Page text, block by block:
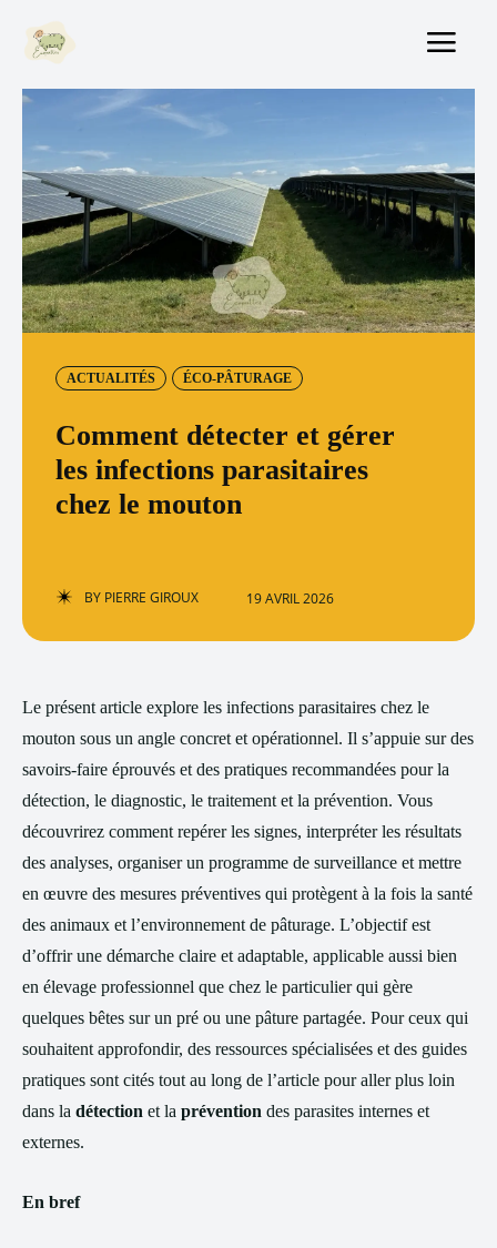
ACTUALITÉS ÉCO-PÂTURAGE
Comment détecter et gérer
les infections parasitaires
chez le mouton
BY PIERRE GIROUX 19 AVRIL 2026
Le présent article explore les infections parasitaires chez le
mouton sous un angle concret et opérationnel. Il s’appuie sur des
savoirs-faire éprouvés et des pratiques recommandées pour la
détection, le diagnostic, le traitement et la prévention. Vous
découvrirez comment repérer les signes, interpréter les résultats
des analyses, organiser un programme de surveillance et mettre
en œuvre des mesures préventives qui protègent à la fois la santé
des animaux et l’environnement de pâturage. L’objectif est
d’offrir une démarche claire et adaptable, applicable aussi bien
en élevage professionnel que chez le particulier qui gère
quelques bêtes sur un pré ou une pâture partagée. Pour ceux qui
souhaitent approfondir, des ressources spécialisées et des guides
pratiques sont cités tout au long de l’article pour aller plus loin
dans la détection et la prévention des parasites internes et
externes.
En bref